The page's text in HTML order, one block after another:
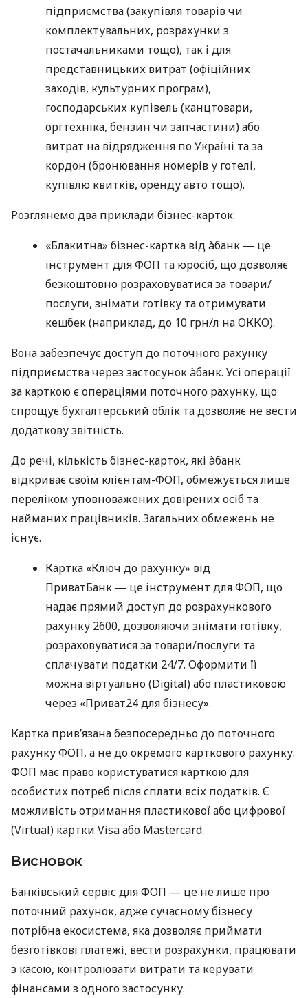
підприємства (закупівля товарів чи
комплектувальних, розрахунки з
постачальниками тощо), так і для
представницьких витрат (офіційних
заходів, культурних програм),
господарських купівель (канцтовари,
оргтехніка, бензин чи запчастини) або
витрат на відрядження по Україні та за
кордон (бронювання номерів у готелі,
купівлю квитків, оренду авто тощо).
Розглянемо два приклади бізнес-карток:
«Блакитна» бізнес-картка від àбанк — це
інструмент для ФОП та юросіб, що дозволяє
безкоштовно розраховуватися за товари/
послуги, знімати готівку та отримувати
кешбек (наприклад, до 10 грн/л на ОККО).
Вона забезпечує доступ до поточного рахунку
підприємства через застосунок àбанк. Усі операції
за карткою є операціями поточного рахунку, що
спрощує бухгалтерський облік та дозволяє не вести
додаткову звітність.
До речі, кількість бізнес-карток, які àбанк
відкриває своїм клієнтам-ФОП, обмежується лише
переліком уповноважених довірених осіб та
найманих працівників. Загальних обмежень не
існує.
Картка «Ключ до рахунку» від
ПриватБанк — це інструмент для ФОП, що
надає прямий доступ до розрахункового
рахунку 2600, дозволяючи знімати готівку,
розраховуватися за товари/послуги та
сплачувати податки 24/7. Оформити її
можна віртуально (Digital) або пластиковою
через «Приват24 для бізнесу».
Картка прив’язана безпосередньо до поточного
рахунку ФОП, а не до окремого карткового рахунку.
ФОП має право користуватися карткою для
особистих потреб після сплати всіх податків. Є
можливість отримання пластикової або цифрової
(Virtual) картки Visa або Mastercard.
Висновок
Банківський сервіс для ФОП — це не лише про
поточний рахунок, адже сучасному бізнесу
потрібна екосистема, яка дозволяє приймати
безготівкові платежі, вести розрахунки, працювати
з касою, контролювати витрати та керувати
фінансами з одного застосунку.